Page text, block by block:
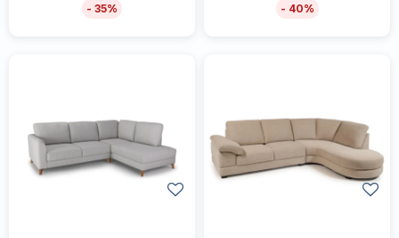
35 40